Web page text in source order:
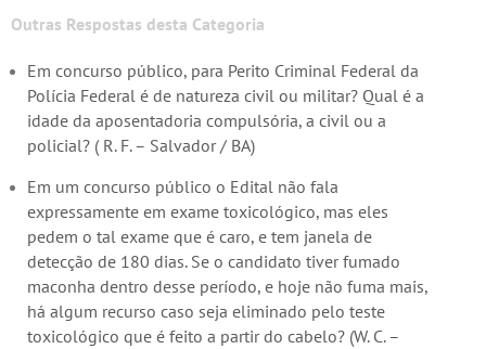
Outras Respostas desta Categoria
Em concurso público, para Perito Criminal Federal da
Polícia Federal é de natureza civil ou militar? Qual é a
idade da aposentadoria compulsória, a civil ou a
policial? ( R. F. – Salvador / BA)
Em um concurso público o Edital não fala
expressamente em exame toxicológico, mas eles
pedem o tal exame que é caro, e tem janela de
detecção de 180 dias. Se o candidato tiver fumado
maconha dentro desse período, e hoje não fuma mais,
há algum recurso caso seja eliminado pelo teste
toxicológico que é feito a partir do cabelo? (W. C. –